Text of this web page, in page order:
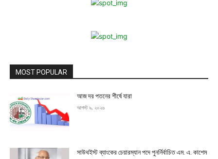
MOST POPULAR
আজ দর পতনের শীর্ষে যারা
আগস্ট ৯, ২০২৬
সাউথইস্ট ব্যাংকের চেয়ারম্যান পদে পুনর্নির্বাচিত এম. এ. কাশেম